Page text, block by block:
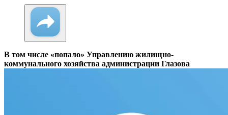
В том числе «попало» Управлению жилищно-
коммунального хозяйства администрации Глазова